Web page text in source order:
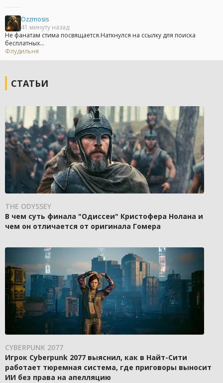
Ozzmosis
41 минуту назад
Не фанатам стима посвящается.Наткнулся на ссылку для поиска
бесплатных...
Флудильня
СТАТЬИ
THE ODYSSEY
В чем суть финала "Одиссеи" Кристофера Нолана и
чем он отличается от оригинала Гомера
CYBERPUNK 2077
Игрок Cyberpunk 2077 выяснил, как в Найт-Сити
работает тюремная система, где приговоры выносит
ИИ без права на апелляцию